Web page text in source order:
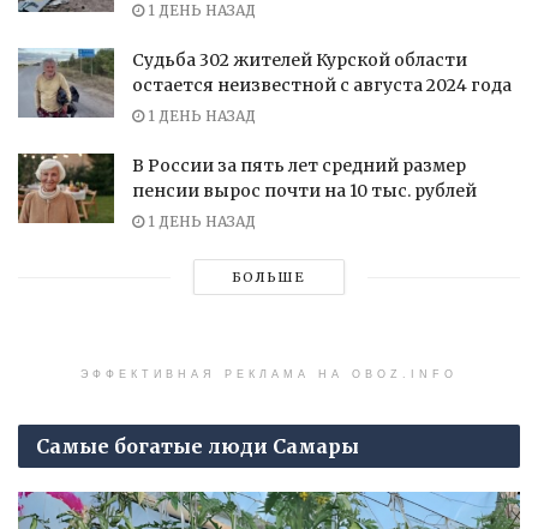
1 ДЕНЬ НАЗАД
Судьба 302 жителей Курской области
остается неизвестной с августа 2024 года
1 ДЕНЬ НАЗАД
В России за пять лет средний размер
пенсии вырос почти на 10 тыс. рублей
1 ДЕНЬ НАЗАД
БОЛЬШЕ
ЭФФЕКТИВНАЯ РЕКЛАМА НА OBOZ.INFO
Самые богатые люди Самары